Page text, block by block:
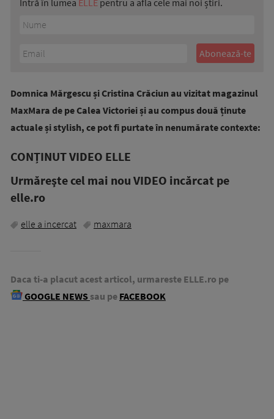
Intră în lumea ELLE pentru a afla cele mai noi știri.
Domnica Mărgescu și Cristina Crăciun au vizitat magazinul
MaxMara de pe Calea Victoriei și au compus două ținute
actuale și stylish, ce pot fi purtate în nenumărate contexte:
CONȚINUT VIDEO ELLE
Urmăreşte cel mai nou VIDEO incărcat pe
elle.ro
elle a incercat maxmara
Daca ti-a placut acest articol, urmareste ELLE.ro pe
GOOGLE NEWS sau pe FACEBOOK